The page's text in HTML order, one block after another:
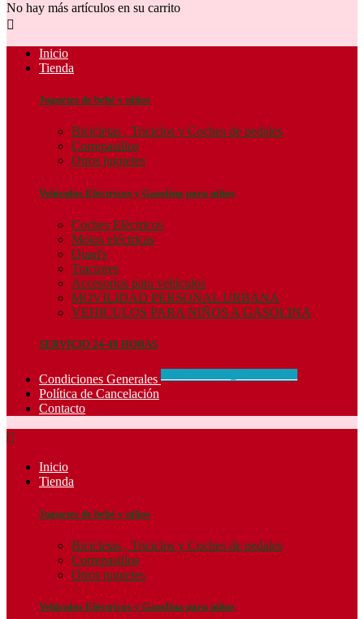
No hay más artículos en su carrito

Inicio
Tienda
Juguetes de bebé y niños
Bicicletas , Triciclos y Coches de pedales
Correpasillos
Otros juguetes
Vehículos Eléctricos y Gasolina para niños
Coches Eléctricos
Motos eléctricas
Quad's
Tractores
Accesorios para vehículos
MOVILIDAD PERSONAL URBANA
VEHICULOS PARA NIÑOS A GASOLINA
SERVICIO 24-48 HORAS
Condiciones Generales
Política de Cancelación
Contacto

Inicio
Tienda
Juguetes de bebé y niños
Bicicletas , Triciclos y Coches de pedales
Correpasillos
Otros juguetes
Vehículos Eléctricos y Gasolina para niños